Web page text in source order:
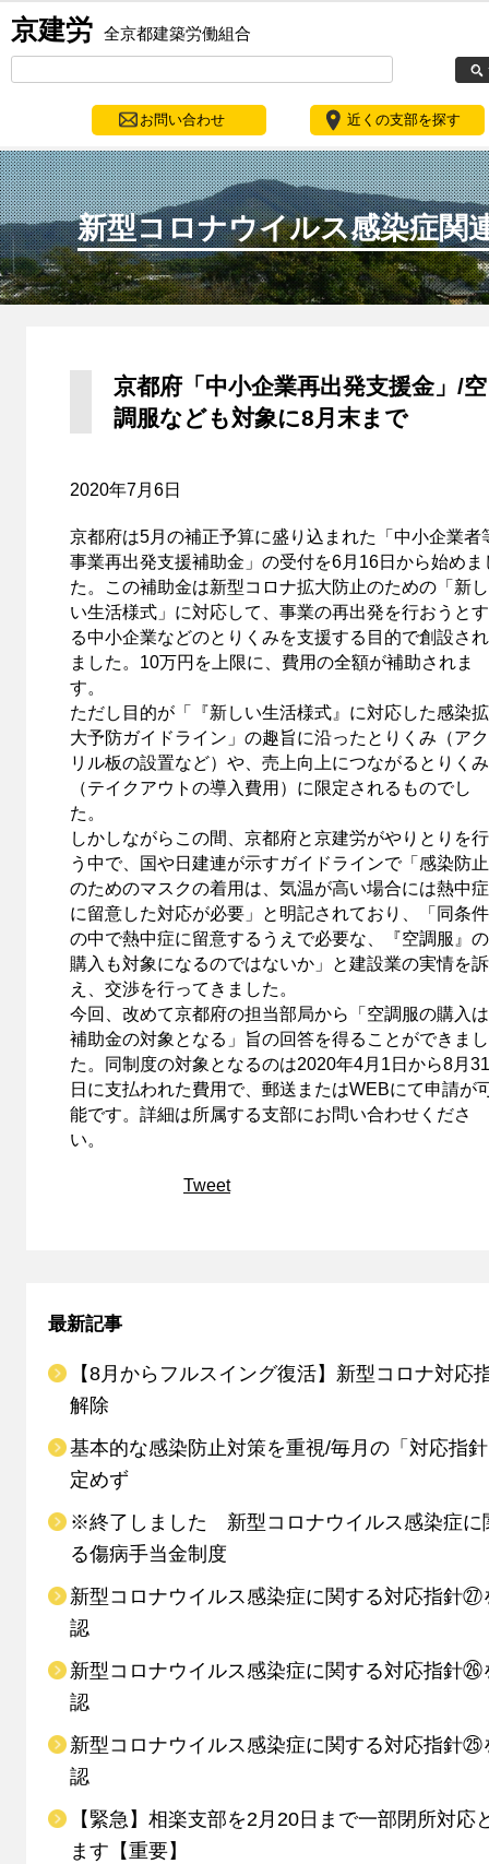
京建労 全京都建築労働組合
お問い合わせ 近くの支部を探す
新型コロナウイルス感染症関
京都府「中小企業再出発支援金」/空
調服なども対象に8月末まで
2020年7月6日
京都府は5月の補正予算に盛り込まれた「中小企業者
事業再出発支援補助金」の受付を6月16日から始めま
た。この補助金は新型コロナ拡大防止のための「新し
い生活様式」に対応して、事業の再出発を行おうとす
る中小企業などのとりくみを支援する目的で創設され
ました。10万円を上限に、費用の全額が補助されま
す。
ただし目的が「『新しい生活様式』に対応した感染拡
大予防ガイドライン」の趣旨に沿ったとりくみ（アク
リル板の設置など）や、売上向上につながるとりくみ
（テイクアウトの導入費用）に限定されるものでし
た。
しかしながらこの間、京都府と京建労がやりとりを行
う中で、国や日建連が示すガイドラインで「感染防止
のためのマスクの着用は、気温が高い場合には熱中症
に留意した対応が必要」と明記されており、「同条件
の中で熱中症に留意するうえで必要な、『空調服』の
購入も対象になるのではないか」と建設業の実情を訴
え、交渉を行ってきました。
今回、改めて京都府の担当部局から「空調服の購入は
補助金の対象となる」旨の回答を得ることができまし
た。同制度の対象となるのは2020年4月1日から8月31
日に支払われた費用で、郵送またはWEBにて申請が
能です。詳細は所属する支部にお問い合わせくださ
い。
Tweet
最新記事
【8月からフルスイング復活】新型コロナ対応
解除
基本的な感染防止対策を重視/毎月の「対応指
定めず
※終了しました 新型コロナウイルス感染症に
る傷病手当金制度
新型コロナウイルス感染症に関する対応指針㉗
認
新型コロナウイルス感染症に関する対応指針㉖
認
新型コロナウイルス感染症に関する対応指針㉕
認
【緊急】相楽支部を2月20日まで一部閉所対応
ます【重要】